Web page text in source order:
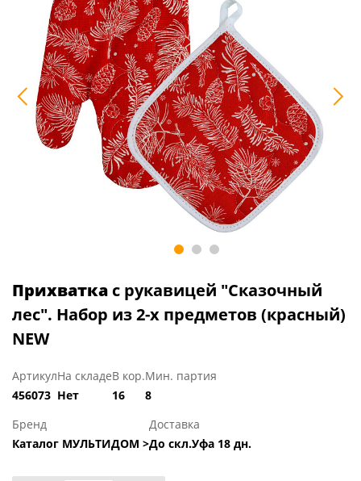
Прихватка с рукавицей "Сказочный
лес". Набор из 2-х предметов (красный)
NEW
Артикул
456073
На складе
Нет
В кор.
16
Мин. партия
8
Бренд
Каталог МУЛЬТИДОМ >
Доставка
До скл.Уфа 18 дн.